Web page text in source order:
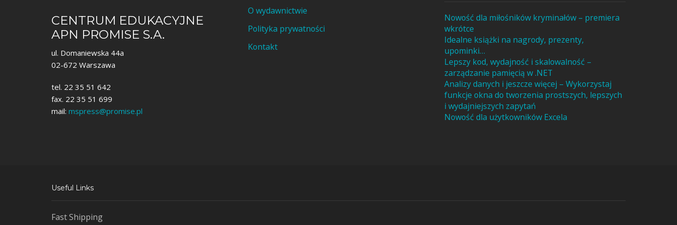
CENTRUM EDUKACYJNE
APN PROMISE S.A.
ul. Domaniewska 44a
02-672 Warszawa
tel. 22 35 51 642
fax. 22 35 51 699
mail: mspress@promise.pl
O wydawnictwie
Polityka prywatności
Kontakt
Nowość dla miłośników kryminałów – premiera
wkrótce
Idealne książki na nagrody, prezenty,
upominki…
Lepszy kod, wydajność i skalowalność –
zarządzanie pamięcią w .NET
Analizy danych i jeszcze więcej – Wykorzystaj
funkcje okna do tworzenia prostszych, lepszych
i wydajniejszych zapytań
Nowość dla użytkowników Excela
Useful Links
Fast Shipping